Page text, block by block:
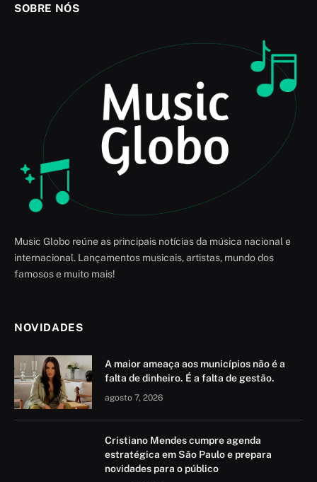
SOBRE NÓS
Music Globo reúne as principais notícias da música nacional e
internacional. Lançamentos musicais, artistas, mundo dos
famosos e muito mais!
NOVIDADES
A maior ameaça aos municípios não é a
falta de dinheiro. É a falta de gestão.
agosto 7, 2026
Cristiano Mendes cumpre agenda
estratégica em São Paulo e prepara
novidades para o público